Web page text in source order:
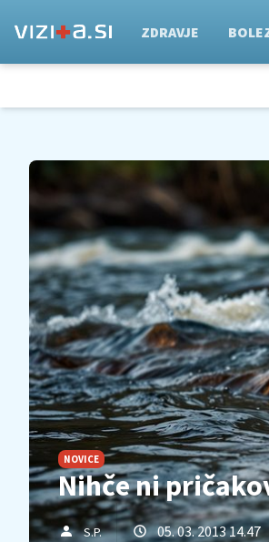
ZDRAVJE
NOVICE
Nihče ni
S.P. 05. 03. 2013 14.47